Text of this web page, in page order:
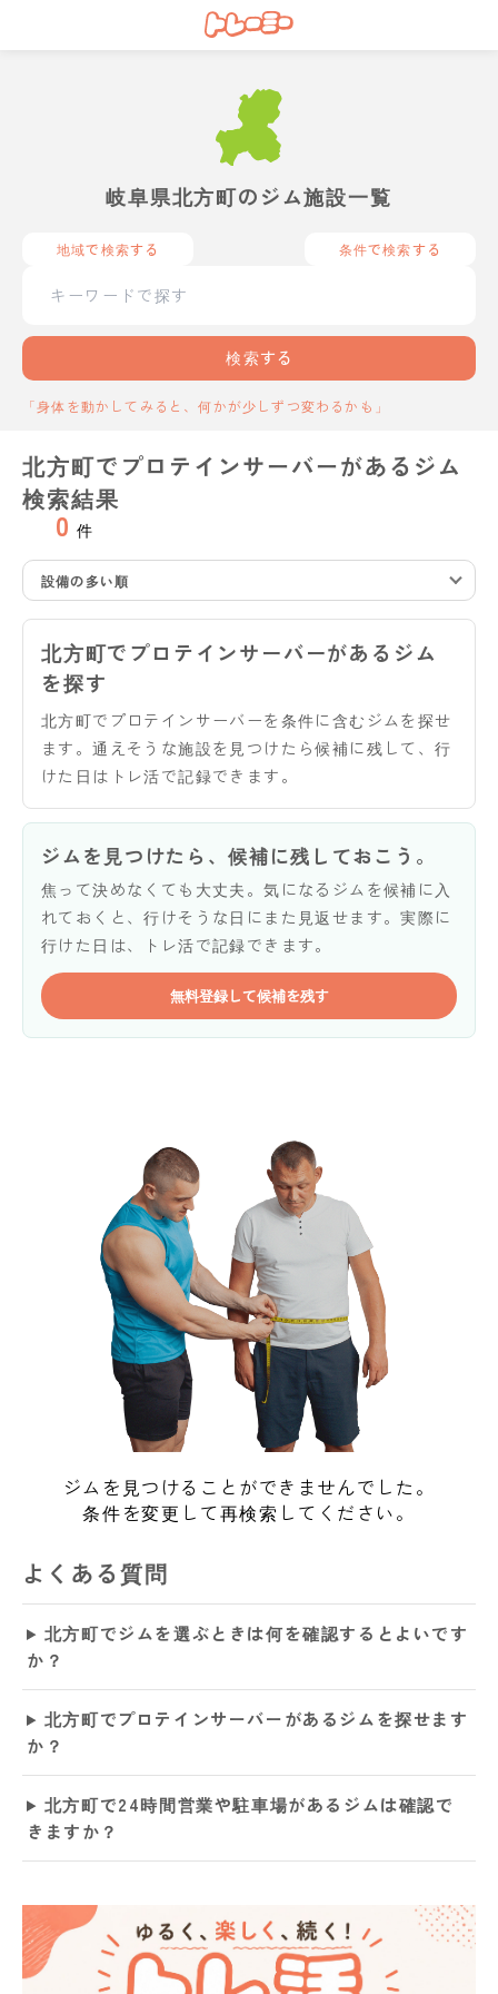
岐阜県北方町のジム施設一覧
地域で検索する 条件で検索する
検索する
「身体を動かしてみると、何かが少しずつ変わるかも」
北方町でプロテインサーバーがあるジム
検索結果
0 件
設備の多い順
北方町でプロテインサーバーがあるジム
を探す
北方町でプロテインサーバーを条件に含むジムを探せ
ます。通えそうな施設を見つけたら候補に残して、行
けた日はトレ活で記録できます。
ジムを見つけたら、候補に残しておこう。
焦って決めなくても大丈夫。気になるジムを候補に入
れておくと、行けそうな日にまた見返せます。実際に
行けた日は、トレ活で記録できます。
無料登録して候補を残す
ジムを見つけることができませんでした。
条件を変更して再検索してください。
よくある質問
北方町でジムを選ぶときは何を確認するとよいです
か？
北方町でプロテインサーバーがあるジムを探せます
か？
北方町で24時間営業や駐車場があるジムは確認で
きますか？